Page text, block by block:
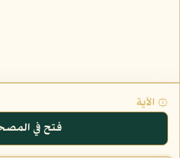
۞ الآية
فتح في